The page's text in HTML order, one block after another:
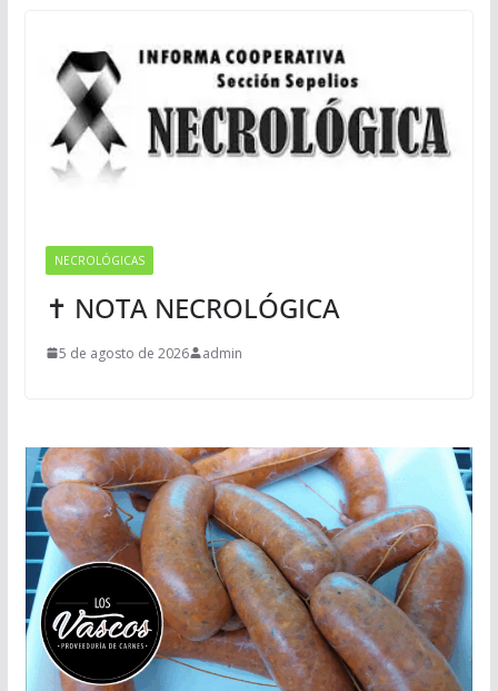
NECROLÓGICAS
✝ NOTA NECROLÓGICA
5 de agosto de 2026 admin